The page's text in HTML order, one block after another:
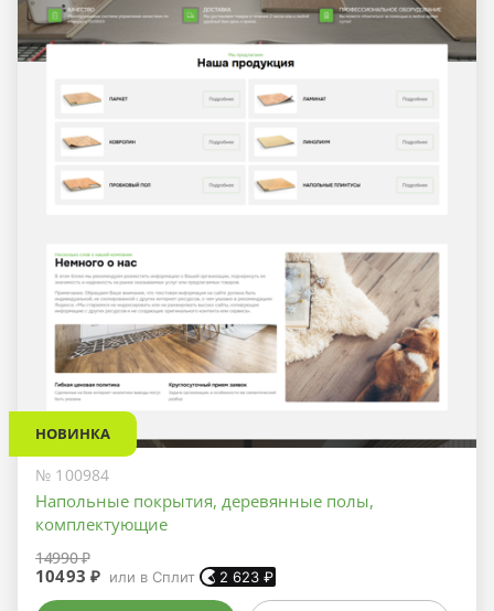
НОВИНКА
№ 100984
Напольные покрытия, деревянные полы,
комплектующие
14990 ₽
10493 ₽ или в Сплит 2 623 ₽